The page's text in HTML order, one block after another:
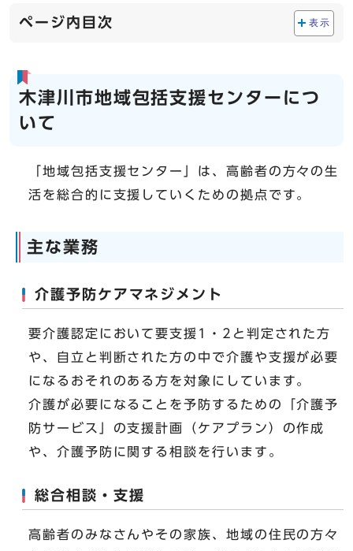
ページ内目次 表示
木津川市地域包括支援センターにつ
いて
「地域包括支援センター」は、高齢者の方々の生
活を総合的に支援していくための拠点です。
主な業務
介護予防ケアマネジメント
要介護認定において要支援1・2と判定された方
や、自立と判断された方の中で介護や支援が必要
になるおそれのある方を対象にしています。
介護が必要になることを予防するための「介護予
防サービス」の支援計画（ケアプラン）の作成
や、介護予防に関する相談を行います。
総合相談・支援
高齢者のみなさんやその家族、地域の住民の方々